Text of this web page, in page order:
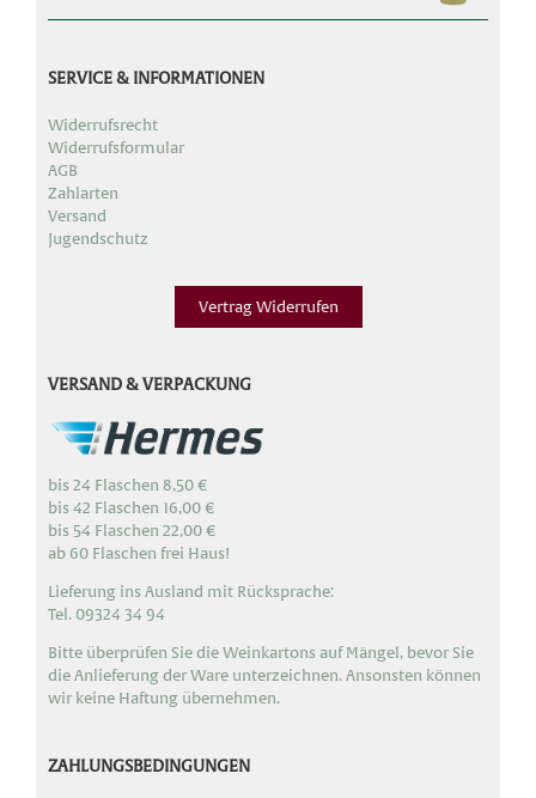
SERVICE & INFORMATIONEN
Widerrufsrecht
Widerrufsformular
AGB
Zahlarten
Versand
Jugendschutz
Vertrag Widerrufen
VERSAND & VERPACKUNG
bis 24 Flaschen 8,50 €
bis 42 Flaschen 16,00 €
bis 54 Flaschen 22,00 €
ab 60 Flaschen frei Haus!
Lieferung ins Ausland mit Rücksprache:
Tel. 09324 34 94
Bitte überprüfen Sie die Weinkartons auf Mängel, bevor Sie
die Anlieferung der Ware unterzeichnen. Ansonsten können
wir keine Haftung übernehmen.
ZAHLUNGSBEDINGUNGEN